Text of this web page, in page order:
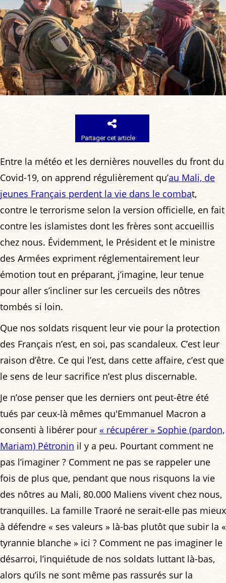
Partager cet article
Entre la météo et les dernières nouvelles du front du
Covid-19, on apprend régulièrement qu’au Mali, de
jeunes Français perdent la vie dans le combat,
contre le terrorisme selon la version officielle, en fait
contre les islamistes dont les frères sont accueillis
chez nous. Évidemment, le Président et le ministre
des Armées expriment réglementairement leur
émotion tout en préparant, j’imagine, leur tenue
pour aller s’incliner sur les cercueils des nôtres
tombés si loin.
Que nos soldats risquent leur vie pour la protection
des Français n’est, en soi, pas scandaleux. C’est leur
raison d’être. Ce qui l’est, dans cette affaire, c’est que
le sens de leur sacrifice n’est plus discernable.
Je n’ose penser que les derniers ont peut-être été
tués par ceux-là mêmes qu'Emmanuel Macron a
consenti à libérer pour « récupérer » Sophie (pardon,
Mariam) Pétronin il y a peu. Pourtant comment ne
pas l’imaginer ? Comment ne pas se rappeler une
fois de plus que, pendant que nous risquons la vie
des nôtres au Mali, 80.000 Maliens vivent chez nous,
tranquilles. La famille Traoré ne serait-elle pas mieux
à défendre « ses valeurs » là-bas plutôt que subir la «
tyrannie blanche » ici ? Comment ne pas imaginer le
désarroi, l’inquiétude de nos soldats luttant là-bas,
alors qu’ils ne sont même pas rassurés sur la